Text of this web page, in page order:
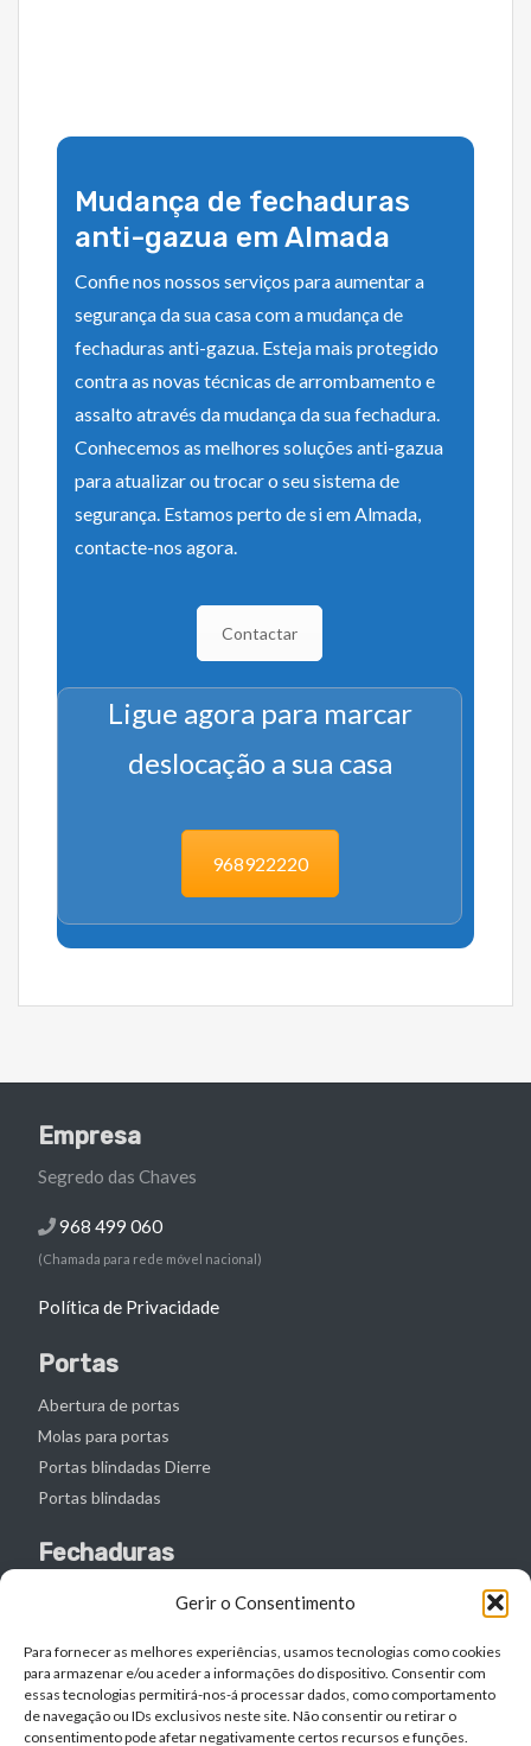
Gerir o Consentimento
Para fornecer as melhores experiências, usamos tecnologias como cookies
para armazenar e/ou aceder a informações do dispositivo. Consentir com
essas tecnologias permitirá-nos-á processar dados, como comportamento
de navegação ou IDs exclusivos neste site. Não consentir ou retirar o
consentimento pode afetar negativamente certos recursos e funções.
Mudança de fechaduras
anti-gazua em Almada
Confie nos nossos serviços para aumentar a
segurança da sua casa com a mudança de
fechaduras anti-gazua. Esteja mais protegido
contra as novas técnicas de arrombamento e
assalto através da mudança da sua fechadura.
Conhecemos as melhores soluções anti-gazua
para atualizar ou trocar o seu sistema de
segurança. Estamos perto de si em Almada,
contacte-nos agora.
Contactar
Ligue agora para marcar
deslocação a sua casa
968922220
Empresa
Segredo das Chaves
968 499 060
(Chamada para rede móvel nacional)
Política de Privacidade
Portas
Abertura de portas
Molas para portas
Portas blindadas Dierre
Portas blindadas
Fechaduras
Abertura de fechaduras
Mudança de fechaduras
Troca de canhão de fechaduras